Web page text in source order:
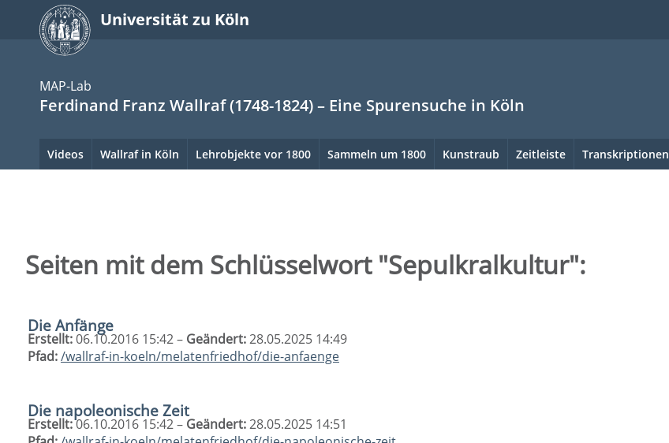
springen
Universität zu Köln
MAP-Lab
Ferdinand Franz Wallraf (1748-1824) – Eine Spurensuche in Köln
Hauptnavigation.
Hinweis:
Tab
um
Menüpunkte
anzuspringen.
Videos Wallraf in Köln Lehrobjekte vor 1800 Sammeln um 1800 Kunstraub Zeitleiste Transkriptionen
sind
hier:
Seiten mit dem Schlüsselwort "Sepulkralkultur":
Die Anfänge
Erstellt:06.10.2016 15:42 – Geändert:28.05.2025 14:49
Pfad:/wallraf-in-koeln/melatenfriedhof/die-anfaenge
Die napoleonische Zeit
Erstellt:06.10.2016 15:42 – Geändert:28.05.2025 14:51